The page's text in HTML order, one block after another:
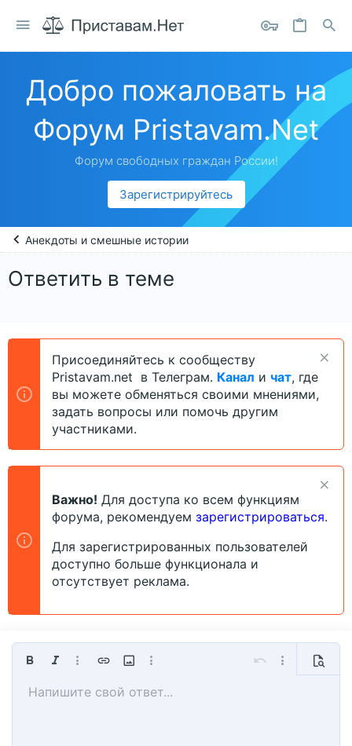
Добро пожаловать на
Форум Pristavam.Net
Форум свободных граждан России!
Зарегистрируйтесь
Анекдоты и смешные истории
Ответить в теме
Присоединяйтесь к сообществу
Pristavam.net в Телеграм. Канал и чат, где
вы можете обменяться своими мнениями,
задать вопросы или помочь другим
участниками.
Важно! Для доступа ко всем функциям
форума, рекомендуем зарегистрироваться.
Для зарегистрированных пользователей
доступно больше функционала и
отсутствует реклама.
ЖирныйКурсивДополнительно...
Вставить ссылку
Вставить изображение
Дополнительно... Отменить
Размер шрифта
9
Цвет текста
Шрифт Arial
ВыравниваниеПо левому краю
Формат параграфа
Зачёркнутый
СмайлыМультицитата
МедиаВставить таблицу
Вставить горизонтальную линию
Спойлер
Повторить
Переключить режим работы редактора
Удалить форматирование
ЧерновикиСохранить черновик
Напишите свой ответ...